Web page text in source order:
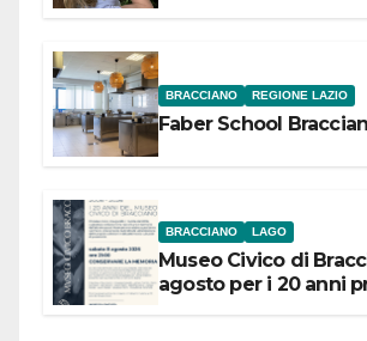
BRACCIANO REGIONE LAZIO
Faber School
BRACCIANO LAGO
Museo Civico di
agosto per i 20 anni